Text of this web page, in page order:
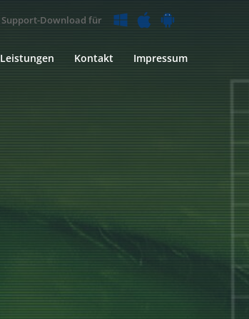
Support-Download für
Leistungen Kontakt Impressum